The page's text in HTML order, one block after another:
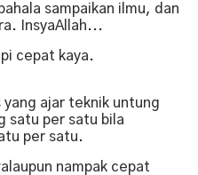
sampaikan ilmu, dan
InsyaAllah...
cepat kaya.
yang ajar teknik untung
satu per satu bila
per satu.
nampak cepat